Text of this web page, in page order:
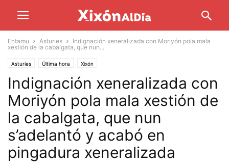
Entamu Asturies
Indignación xeneralizada con Moriyón pola mala
xestión de la cabalgata, que nun...
Asturies Última hora Xixón
Indignación xeneralizada con
Moriyón pola mala xestión de
la cabalgata, que nun
s’adelantó y acabó en
pingadura xeneralizada